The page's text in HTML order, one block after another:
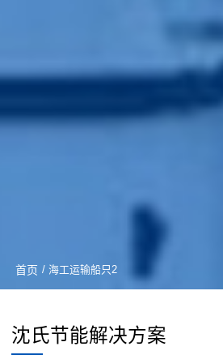
首页 / 海工运输船只2
沈氏节能解决方案